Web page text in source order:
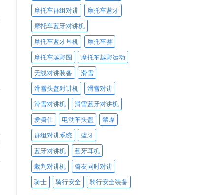
摩托车群组对讲
摩托车蓝牙
摩托车蓝牙对讲机
摩托车蓝牙耳机
摩托车赛
摩托车越野圈
摩托车越野运动
无线对讲装备
滑雪
滑雪头盔对讲机
滑雪对讲
滑雪对讲机
滑雪蓝牙对讲机
爱骑仕
电动车头盔
禁摩
群组对讲系统
蓝牙
蓝牙对讲机
蓝牙耳机
裁判对讲机
骑友同时对讲
骑士
骑行安全 骑行安全装备